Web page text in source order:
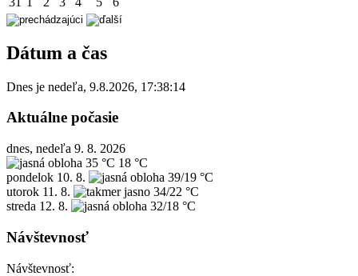
Dátum a čas
Dnes je nedeľa, 9.8.2026, 17:38:14
Aktuálne počasie
dnes, nedeľa 9. 8. 2026
35 °C 18 °C
pondelok 10. 8.
39/19 °C
utorok 11. 8.
34/22 °C
streda 12. 8. 32/18 °C
Návštevnosť
Návštevnosť: